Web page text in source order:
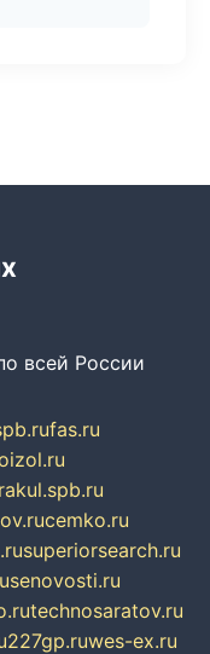
всей России
fas.ru
cemko.ru
superiorsearch.ru
senovosti.ru
technosaratov.ru
227gp.ruwes-ex.ru